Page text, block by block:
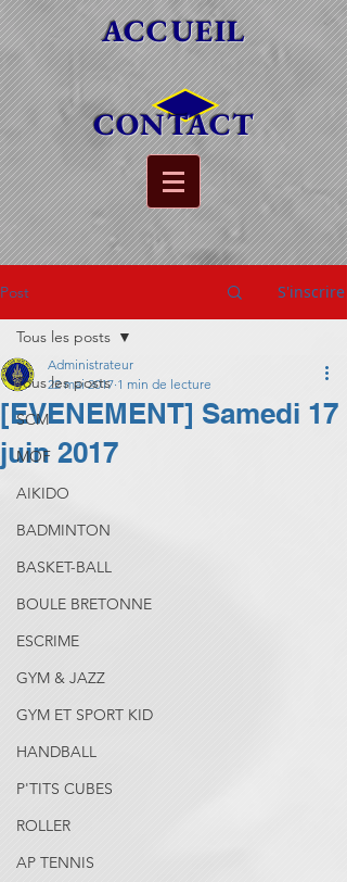
ACCUEIL
CONTACT
Post S'inscrire
Tous les posts
SCM
MOF
AIKIDO
BADMINTON
BASKET-BALL
BOULE BRETONNE
ESCRIME
GYM & JAZZ
GYM ET SPORT KID
HANDBALL
P'TITS CUBES
ROLLER
AP TENNIS
Tous les posts
[EVENEMENT] Samedi 17
juin 2017
Administrateur
22 mai 2017 1 min de lecture